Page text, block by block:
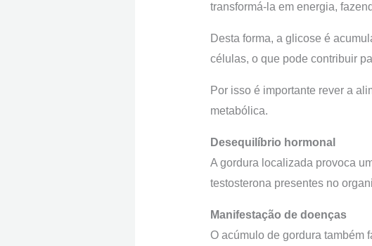
transformá-la em energia,
Desta forma, a glicose é
células, o que pode contribuir
Por isso é importante rever a
metabólica.
Desequilíbrio hormonal
A gordura localizada provoca
testosterona presentes no
Manifestação de doenças
O acúmulo de gordura também